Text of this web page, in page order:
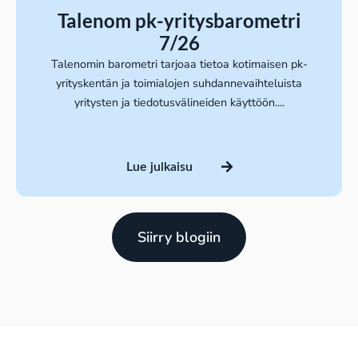
Talenom pk-yritysbarometri
7/26
Talenomin barometri tarjoaa tietoa kotimaisen pk-
yrityskentän ja toimialojen suhdannevaihteluista
yritysten ja tiedotusvälineiden käyttöön....
Lue julkaisu
Siirry blogiin